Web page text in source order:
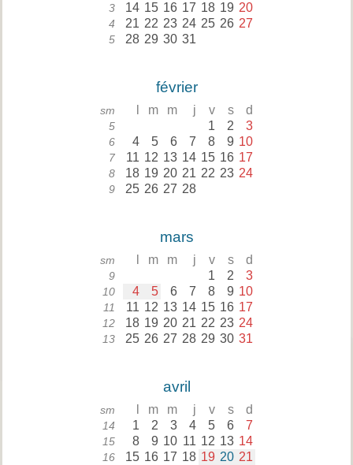
3 14 15 16 17 18 19 20
4 21 22 23 24 25 26 27
5 28 29 30 31
février
sm m m j v s d
5 1 2 3
6 4 5 6 7 8 9 10
7 11 12 13 14 15 16 17
8 18 19 20 21 22 23 24
9 25 26 27 28
mars
sm m m j v s d
9 1 2 3
10 4 5 6 7 8 9 10
11 11 12 13 14 15 16 17
12 18 19 20 21 22 23 24
13 25 26 27 28 29 30 31
avril
sm m m j v s d
14 1 2 3 4 5 6 7
15 8 9 10 11 12 13 14
16 15 16 17 18 19 20 21